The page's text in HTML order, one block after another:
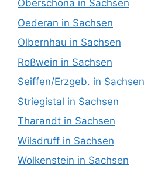
Oberschöna in Sachsen
Oederan in Sachsen
Olbernhau in Sachsen
Roßwein in Sachsen
Seiffen/Erzgeb. in Sachsen
Striegistal in Sachsen
Tharandt in Sachsen
Wilsdruff in Sachsen
Wolkenstein in Sachsen